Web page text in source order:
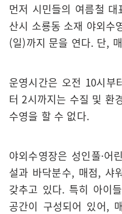
먼저 시민들의 여름철
산시 소룡동 소재 야외수
(일)까지 문을 연다. 단,
운영시간은 오전 10시부
터 2시까지는 수질 및 환
수영을 할 수 없다.
야외수영장은 성인풀·어
설과 바닥분수, 매점, 샤
갖추고 있다. 특히 아이
공간이 구성되어 있어,